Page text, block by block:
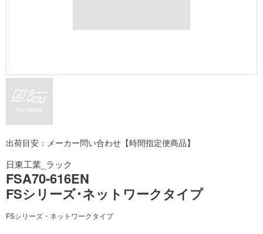
出荷目安：メーカー問い合わせ【時間指定便商品】
日東工業_ラック
FSA70-616EN
FSシリーズ･ネットワークタイプ
FSシリーズ・ネットワークタイプ